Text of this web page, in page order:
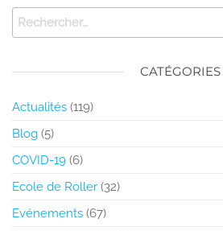
CATÉGORIES
Actualités (119)
Blog (5)
COVID-19 (6)
Ecole de Roller (32)
Evénements (67)